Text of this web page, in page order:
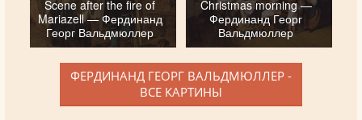
Scene after the fire of
Mariazell — Фердинанд
Георг Вальдмюллер
Christmas morning —
Фердинанд Георг
Вальдмюллер
ФЕРДИНАНД ГЕОРГ ВАЛЬДМЮЛЛЕР -
ВСЕ КАРТИНЫ